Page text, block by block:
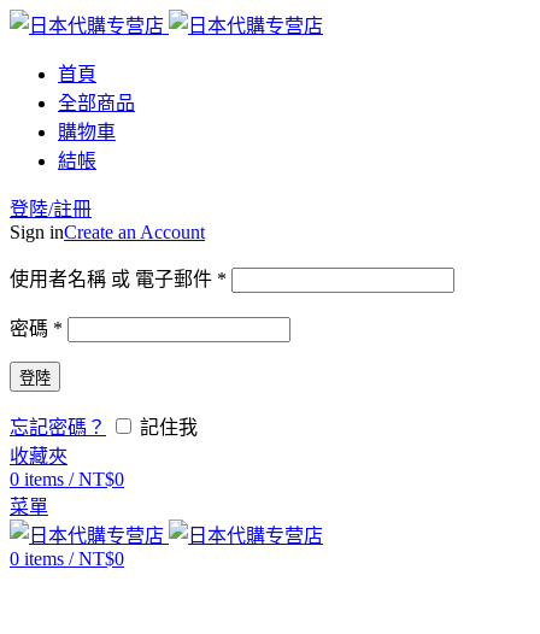
首頁
全部商品
購物車
結帳
登陸/註冊
Sign inCreate an Account
使用者名稱 或 電子郵件 *
密碼 *
登陸
忘記密碼？
記住我
收藏夾
0 items / NT$0
菜單
0 items / NT$0